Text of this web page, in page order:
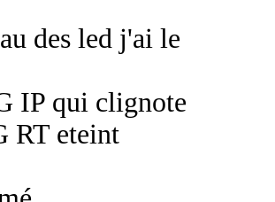
des led j'ai le
IP qui clignote
RT eteint